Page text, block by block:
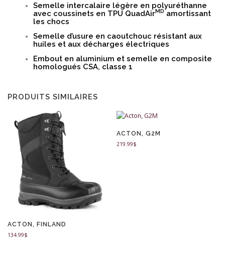
Semelle intercalaire légère en polyuréthanne
avec coussinets en TPU QuadAirMD amortissant
les chocs
Semelle d’usure en caoutchouc résistant aux
huiles et aux décharges électriques
Embout en aluminium et semelle en composite
homologués CSA, classe 1
PRODUITS SIMILAIRES
ACTON, FINLAND
134.99$
ACTON, G2M
219.99$